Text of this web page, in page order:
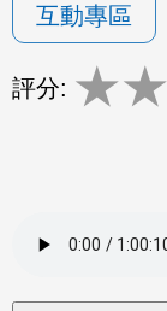
互動專區
評分: ★★